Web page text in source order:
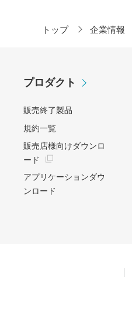
トップ 企業情報
プロダクト
販売終了製品
規約一覧
販売店様向けダウンロ
ード
アプリケーションダウ
ンロード